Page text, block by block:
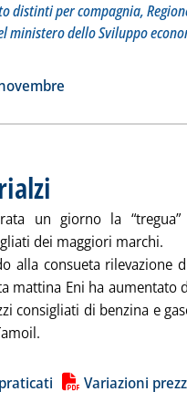
distinti per compagnia,
ministero dello Sviluppo
carburanti'
un giorno la
dei maggiori marchi.
alla consueta rilevazione
mattina Eni ha aumentato
consigliati di benzina e
Variazioni